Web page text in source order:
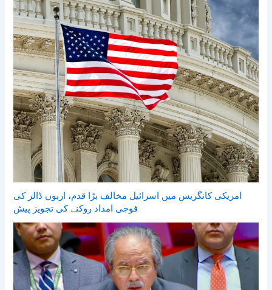
امریکی کانگریس میں اسرائیل مخالف بڑا قدم، اربوں ڈالر کی
فوجی امداد روکنے کی تجویز پیش